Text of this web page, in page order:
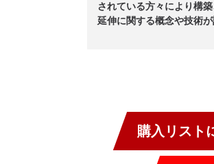
されている方々により構
延伸に関する概念や技術
購入リスト